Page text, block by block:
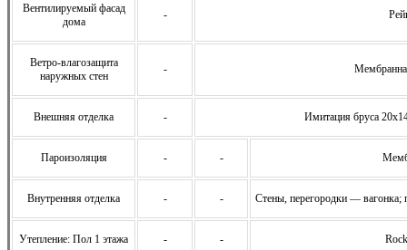
Вентилируемый фасад
дома
-
Ветро-влагозащита
наружных стен
-
Внешняя отделка - Имитация бруса
Пароизоляция - -
Внутренняя отделка - - Стены, перегородки — вагонка;
Утепление: Пол 1 этажа - -